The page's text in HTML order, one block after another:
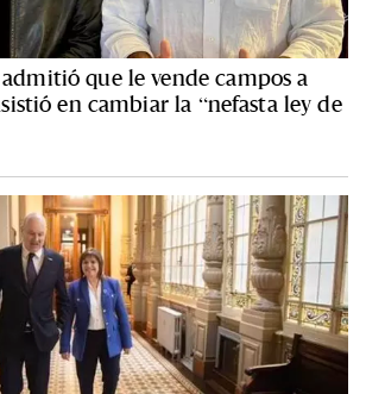
que le vende campos a
en cambiar la “nefasta ley de